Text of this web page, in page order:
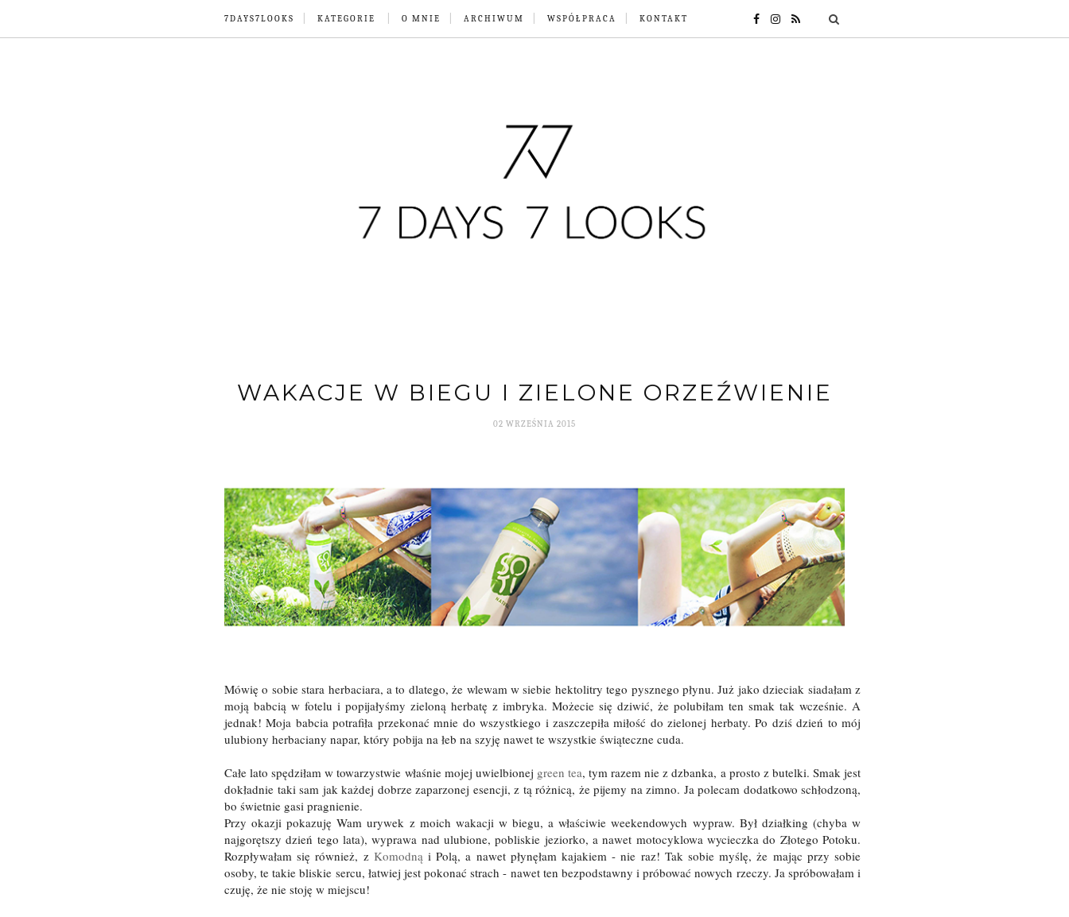
7DAYS7LOOKS KATEGORIE O MNIE ARCHIWUM WSPÓŁPRACA KONTAKT
WAKACJE W BIEGU I ZIELONE ORZEŹWIENIE
02 WRZEŚNIA 2015
Mówię o sobie stara herbaciara, a to dlatego, że wlewam w siebie hektolitry tego pysznego płynu. Już jako dzieciak siadałam z
moją babcią w fotelu i popijałyśmy zieloną herbatę z imbryka. Możecie się dziwić, że polubiłam ten smak tak wcześnie. A
jednak! Moja babcia potrafiła przekonać mnie do wszystkiego i zaszczepiła miłość do zielonej herbaty. Po dziś dzień to mój
ulubiony herbaciany napar, który pobija na łeb na szyję nawet te wszystkie świąteczne cuda.
Całe lato spędziłam w towarzystwie właśnie mojej uwielbionej green tea, tym razem nie z dzbanka, a prosto z butelki. Smak jest
dokładnie taki sam jak każdej dobrze zaparzonej esencji, z tą różnicą, że pijemy na zimno. Ja polecam dodatkowo schłodzoną,
bo świetnie gasi pragnienie.
Przy okazji pokazuję Wam urywek z moich wakacji w biegu, a właściwie weekendowych wypraw. Był działking (chyba w
najgorętszy dzień tego lata), wyprawa nad ulubione, pobliskie jeziorko, a nawet motocyklowa wycieczka do Złotego Potoku.
Rozpływałam się również, z Komodnąi Polą, a nawet płynęłam kajakiem - nie raz! Tak sobie myślę, że mając przy sobie
osoby, te takie bliskie sercu, łatwiej jest pokonać strach - nawet ten bezpodstawny i próbować nowych rzeczy. Ja spróbowałam i
czuję, że nie stoję w miejscu!